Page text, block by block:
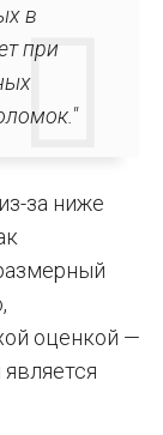
в
при
за ниже
оценкой —